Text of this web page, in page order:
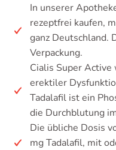
In unserer
rezeptfrei kaufen,
ganz Deutschland.
Verpackung.
Cialis Super Active
erektiler
Tadalafil ist ein
die Durchblutung
Die übliche Dosis
mg Tadalafil, mit